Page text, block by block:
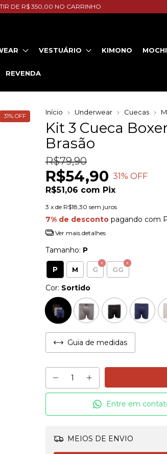
DE R$ 350,00 NO CARRINHO
VESTUÁRIO KIMONO
REVENDA
31% OFF Início Underwear Cuecas
Kit 3 Cueca
Brasão
R$79,90
R$54,90 31% OFF
R$51,06 com Pix
3 x de R$18,30 sem juros
7% de desconto pagando com
Ver mais detalhes
Tamanho: P
P M G GG
Cor: Sortido
Guia de medidas
Entre em
MEIOS DE ENVIO